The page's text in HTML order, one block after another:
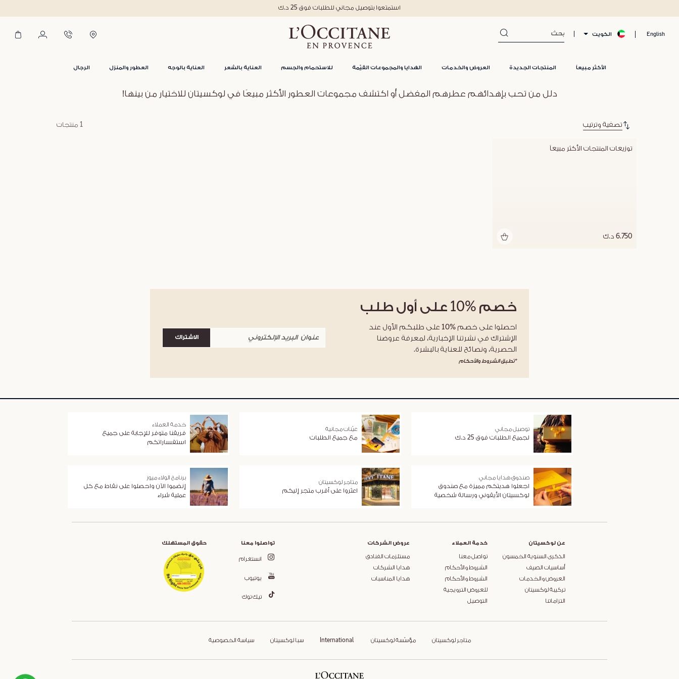
English الكويت
الأكثر مبيعاً المنتجات الجديدة العروض والخدمات الهدايا والمجموعات القيّمة للاستحمام والجسم العناية بالشعر العناية بالوجه العطور والمنزل الرجال
استمتعوا بتوصيل مجاني للطلبات فوق 25 د.ك
دلل من تحب بإهدائهم عطرهم المفضل أو اكتشف مجموعات العطور الأكثر مبيعًا في لوكسيتان للاختيار من بينها!
تصفية وترتيب 1 منتجات
توزيعات المنتجات الأكثر مبيعاً
6.750 د.ك
خصم %10 على أول طلب
احصلوا على خصم %10 على طلبكم الأول عند
الإشتراك في نشرتنا الإخبارية، لمعرفة عروضنا
الحصرية، ونصائح للعناية بالبشرة.
*تطبق الشروط والأحكام
الاشتراك
توصيل مجاني
لجميع الطلبات فوق 25 د.ك
عيّنات مجانية
مع جميع الطلبات
خدمة العملاء
فريقنا متوفر للإجابة على جميع
استفساراتكم
صندوق هدايا مجاني
اجعلوا هديتكم مميزة مع صندوق
لوكسيتان الأيقوني ورسالة شخصية
متاجر لوكسيتان
اعثروا على أقرب متجر إليكم
برنامج الولاء ميوز
إنضموا الآن واحصلوا على نقاط مع كل
عملية شراء
عن لوكسيتان
الذكرى السنوية الخمسون
أساسيات الصيف
العروض والخدمات
تركيبة لوكسيتان
التزاماتنا
خدمة العملاء
تواصل معنا
الشروط والأحكام
الشروط والأحكام
للعروض الترويجية
التوصيل
عروض الشركات
مستلزمات الفنادق
هدايا الشركات
هدايا المناسبات
تواصلوا معنا
انستغرام
يوتيوب
تيك توك
حقوق المستهلك
متاجر لوكسيتان مؤسّسة لوكسيتان International سبا لوكسيتان سياسة الخصوصية